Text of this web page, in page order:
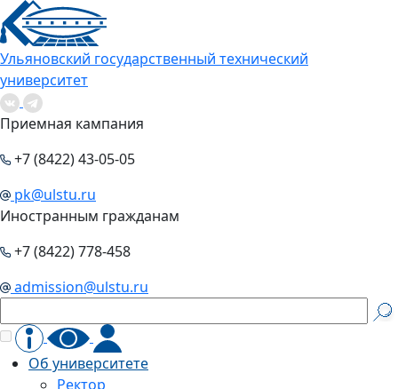
Ульяновский государственный технический
университет
Приемная кампания
+7 (8422) 43-05-05
pk@ulstu.ru
Иностранным гражданам
+7 (8422) 778-458
admission@ulstu.ru
Об университете
Ректор